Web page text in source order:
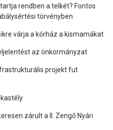
rendben a telkét? Fontos
törvényben
várja a kórház a kismamákat
az önkormányzat
projekt fut
zárult a II. Zengő Nyári